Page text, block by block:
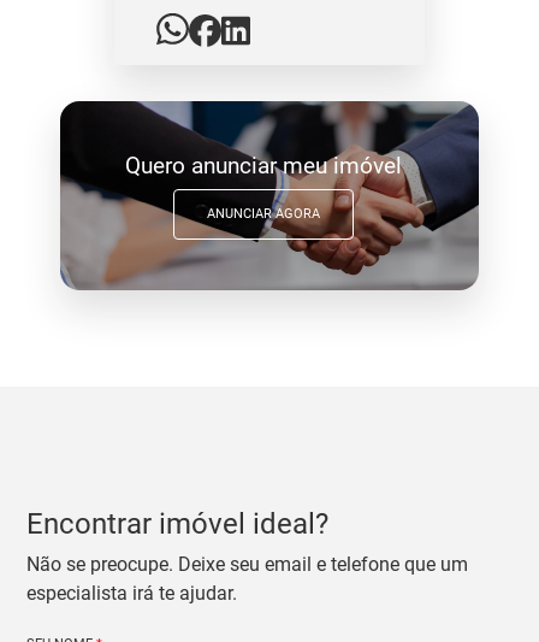
Quero anunciar meu imóvel
ANUNCIAR AGORA
Encontrar imóvel ideal?
Não se preocupe. Deixe seu email e telefone que um
especialista irá te ajudar.